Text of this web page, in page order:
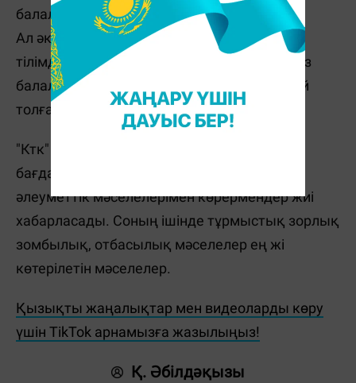
балаларына керек емес.
Ал әкелік сезімді мұздай қатырып, жүрегін
тілімдеп, көңіліне зілдей қаяу салған ӘКЕ өз
балаларына қалай қайта оралады? - деп ой
толғайды журналист.
"Ктк" телеарнасындағы "Дау дамайсыз"
бағдарламасын жүргізетін журналистке
әлеуметтік мәселелерімен көрермендер жиі
хабарласады. Соның ішінде тұрмыстық зорлық
зомбылық, отбасылық мәселелер ең жі
көтерілетін мәселелер.
Қызықты жаңалықтар мен видеоларды көру
үшін TikTok арнамызға жазылыңыз!
Қ. Әбілдәқызы